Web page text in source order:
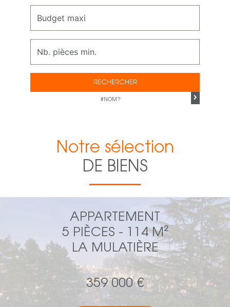
RECHERCHER
#NOM?
Notre sélection
DE BIENS
APPARTEMENT
5 PIÈCES - 114 M²
LA MULATIÈRE
359 000 €